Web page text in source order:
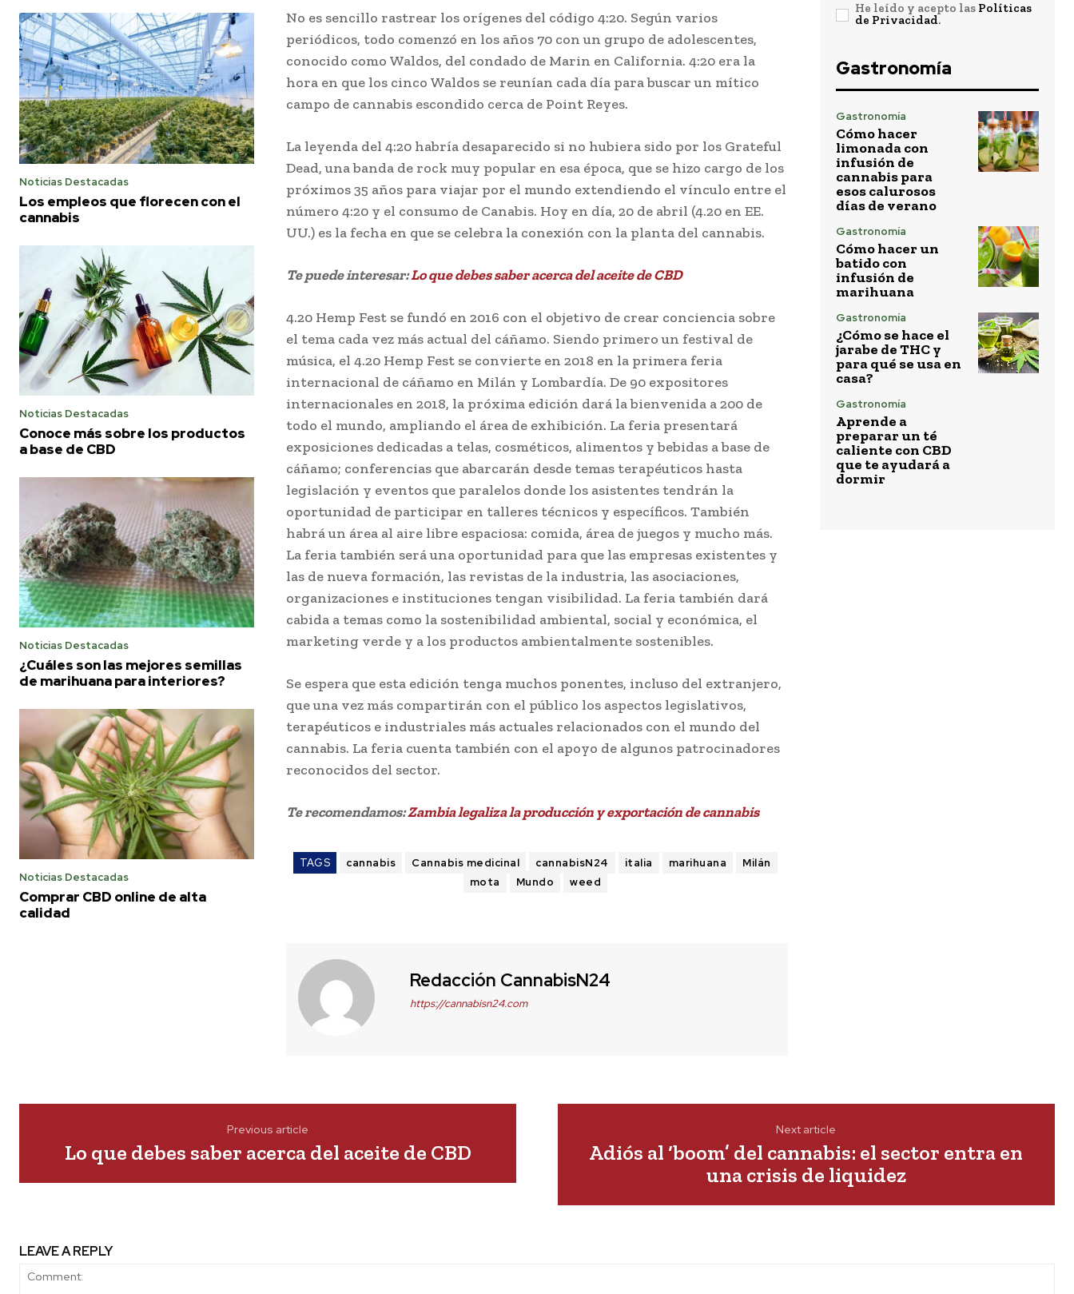
Noticias Destacadas
Los empleos que florecen con el
cannabis
Noticias Destacadas
Conoce más sobre los productos
a base de CBD
Noticias Destacadas
¿Cuáles son las mejores semillas
de marihuana para interiores?
Noticias Destacadas
Comprar CBD online de alta
calidad
No es sencillo rastrear los orígenes del código 4:20. Según varios
periódicos, todo comenzó en los años 70 con un grupo de adolescentes,
conocido como Waldos, del condado de Marin en California. 4:20 era la
hora en que los cinco Waldos se reunían cada día para buscar un mítico
campo de cannabis escondido cerca de Point Reyes.
La leyenda del 4:20 habría desaparecido si no hubiera sido por los Grateful
Dead, una banda de rock muy popular en esa época, que se hizo cargo de los
próximos 35 años para viajar por el mundo extendiendo el vínculo entre el
número 4:20 y el consumo de Canabis. Hoy en día, 20 de abril (4.20 en EE.
UU.) es la fecha en que se celebra la conexión con la planta del cannabis.
Te puede interesar:Lo que debes saber acerca del aceite de CBD
4.20 Hemp Fest se fundó en 2016 con el objetivo de crear conciencia sobre
el tema cada vez más actual del cáñamo. Siendo primero un festival de
música, el 4.20 Hemp Fest se convierte en 2018 en la primera feria
internacional de cáñamo en Milán y Lombardía. De 90 expositores
internacionales en 2018, la próxima edición dará la bienvenida a 200 de
todo el mundo, ampliando el área de exhibición. La feria presentará
exposiciones dedicadas a telas, cosméticos, alimentos y bebidas a base de
cáñamo; conferencias que abarcarán desde temas terapéuticos hasta
legislación y eventos que paralelos donde los asistentes tendrán la
oportunidad de participar en talleres técnicos y específicos. También
habrá un área al aire libre espaciosa: comida, área de juegos y mucho más.
La feria también será una oportunidad para que las empresas existentes y
las de nueva formación, las revistas de la industria, las asociaciones,
organizaciones e instituciones tengan visibilidad. La feria también dará
cabida a temas como la sostenibilidad ambiental, social y económica, el
marketing verde y a los productos ambientalmente sostenibles.
Se espera que esta edición tenga muchos ponentes, incluso del extranjero,
que una vez más compartirán con el público los aspectos legislativos,
terapéuticos e industriales más actuales relacionados con el mundo del
cannabis. La feria cuenta también con el apoyo de algunos patrocinadores
reconocidos del sector.
Te recomendamos:Zambia legaliza la producción y exportación de cannabis
TAGS cannabis Cannabis medicinal cannabisN24 italia marihuana
Milán
mota
Mundo weed
Redacción CannabisN24
https://cannabisn24.com
He leído y acepto las Políticas
de Privacidad.
Gastronomía
Gastronomía
Cómo hacer
limonada con
infusión de
cannabis para
esos calurosos
días de verano
Gastronomía
Cómo hacer un
batido con
infusión de
marihuana
Gastronomía
¿Cómo se hace el
jarabe de THC y
para qué se usa en
casa?
Gastronomía
Aprende a
preparar un té
caliente con CBD
que te ayudará a
dormir
Previous article
Lo que debes saber acerca del aceite de CBD
Next article
Adiós al ‘boom’ del cannabis: el sector entra en
una crisis de liquidez
LEAVE A REPLY